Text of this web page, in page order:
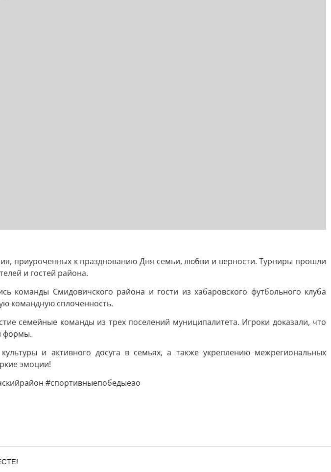
приуроченных к празднованию Дня семьи, любви и верности. Турниры прошли
и гостей района.
Смидовичского района и гости из хабаровского футбольного клуба
командную сплоченность.
семейные команды из трех поселений муниципалитета. Игроки доказали, что
формы.
и активного досуга в семьях, а также укреплению межрегиональных
эмоции!
#спортивныепобедыеао